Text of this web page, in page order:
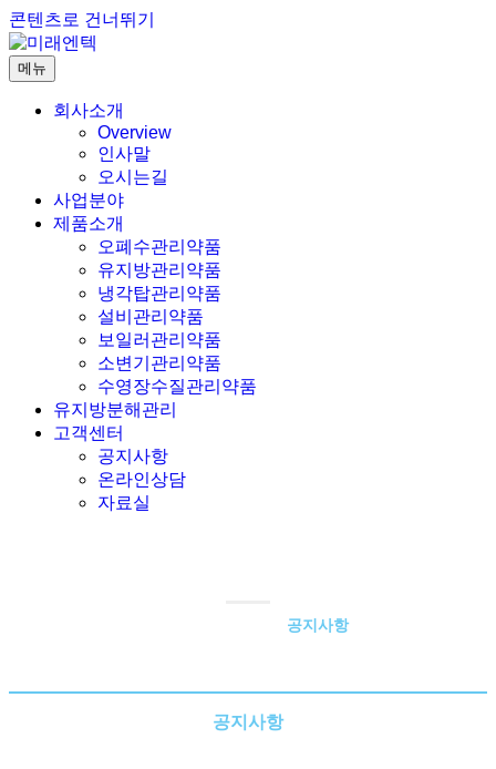
콘텐츠로 건너뛰기
메뉴
회사소개
Overview
인사말
오시는길
사업분야
제품소개
오폐수관리약품
유지방관리약품
냉각탑관리약품
설비관리약품
보일러관리약품
소변기관리약품
수영장수질관리약품
유지방분해관리
고객센터
공지사항
온라인상담
자료실
공지사항
공지사항